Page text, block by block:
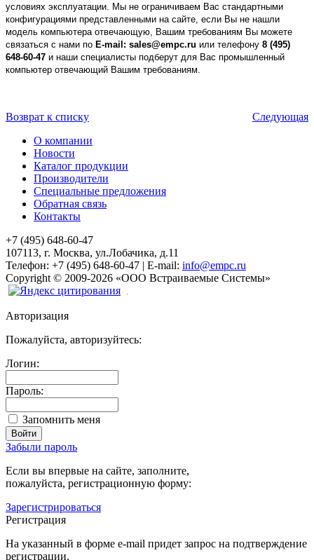
условиях эксплуатации. Мы не ограничиваем Вас стандартными
конфигурациями представленными на сайте, если Вы не нашли
модель компьютера отвечающую, Вашим требованиям Вы можете
связаться с нами по E-mail: sales@empc.ru или телефону 8 (495)
648-60-47 и наши специалисты подберут для Вас промышленный
компьютер отвечающий Вашим требованиям.
Возврат к списку
Следующая
О компании
Новости
Каталог продукции
Производители
Специальные предложения
Обратная связь
Контакты
+7 (495) 648-60-47
107113, г. Москва, ул.Лобачика, д.11
Телефон: +7 (495) 648-60-47 | E-mail: info@empc.ru
Copyright © 2009-2026 «ООО Встраиваемые Системы»
Авторизация
Пожалуйста, авторизуйтесь:
Логин:
Пароль:
Запомнить меня
Забыли пароль
Если вы впервые на сайте, заполните,
пожалуйста, регистрационную форму:
Зарегистрироваться
Регистрация
На указанный в форме e-mail придет запрос на подтверждение
регистрации.